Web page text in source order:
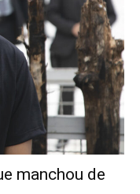
manchou de